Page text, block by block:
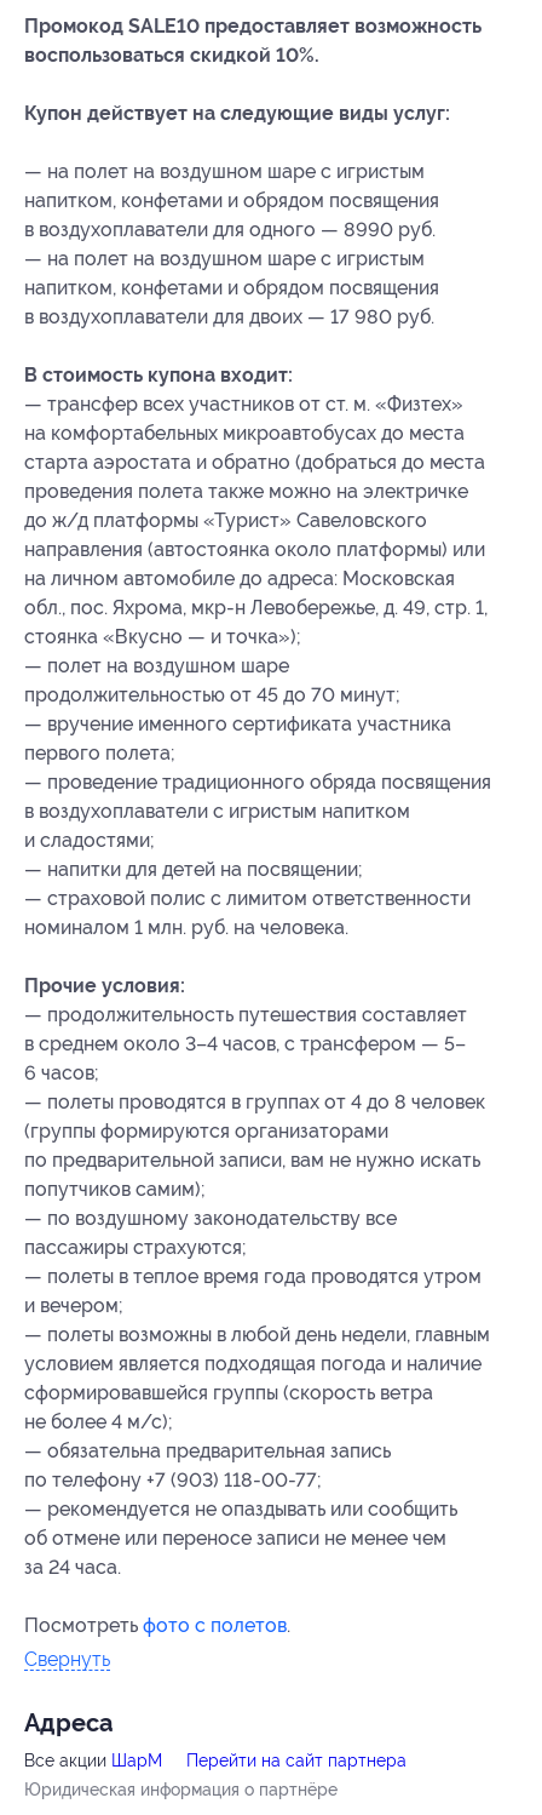
Промокод SALE10 предоставляет возможность
воспользоваться скидкой 10%.
Купон действует на следующие виды услуг:
— на полет на воздушном шаре с игристым
напитком, конфетами и обрядом посвящения
в воздухоплаватели для одного — 8990 руб.
— на полет на воздушном шаре с игристым
напитком, конфетами и обрядом посвящения
в воздухоплаватели для двоих — 17 980 руб.
В стоимость купона входит:
— трансфер всех участников от ст. м. «Физтех»
на комфортабельных микроавтобусах до места
старта аэростата и обратно (добраться до места
проведения полета также можно на электричке
до ж/д платформы «Турист» Савеловского
направления (автостоянка около платформы) или
на личном автомобиле до адреса: Московская
обл., пос. Яхрома, мкр-н Левобережье, д. 49, стр. 1,
стоянка «Вкусно — и точка»);
— полет на воздушном шаре
продолжительностью от 45 до 70 минут;
— вручение именного сертификата участника
первого полета;
— проведение традиционного обряда посвящения
в воздухоплаватели с игристым напитком
и сладостями;
— напитки для детей на посвящении;
— страховой полис с лимитом ответственности
номиналом 1 млн. руб. на человека.
Прочие условия:
— продолжительность путешествия составляет
в среднем около 3–4 часов, с трансфером — 5–
6 часов;
— полеты проводятся в группах от 4 до 8 человек
(группы формируются организаторами
по предварительной записи, вам не нужно искать
попутчиков самим);
— по воздушному законодательству все
пассажиры страхуются;
— полеты в теплое время года проводятся утром
и вечером;
— полеты возможны в любой день недели, главным
условием является подходящая погода и наличие
сформировавшейся группы (скорость ветра
не более 4 м/с);
— обязательна предварительная запись
по телефону +7 (903) 118-00-77;
— рекомендуется не опаздывать или сообщить
об отмене или переносе записи не менее чем
за 24 часа.
Посмотреть фото с полетов.
Свернуть
Адресa
Все акции ШарМ
Перейти на сайт партнера
Юридическая информация о партнёре